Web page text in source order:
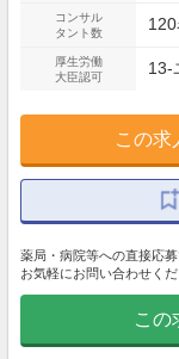
コンサル
タント数
120
厚生労働
大臣認可
13-
この求
薬局・病院等への直接応
お気軽にお問い合わせくだ
この